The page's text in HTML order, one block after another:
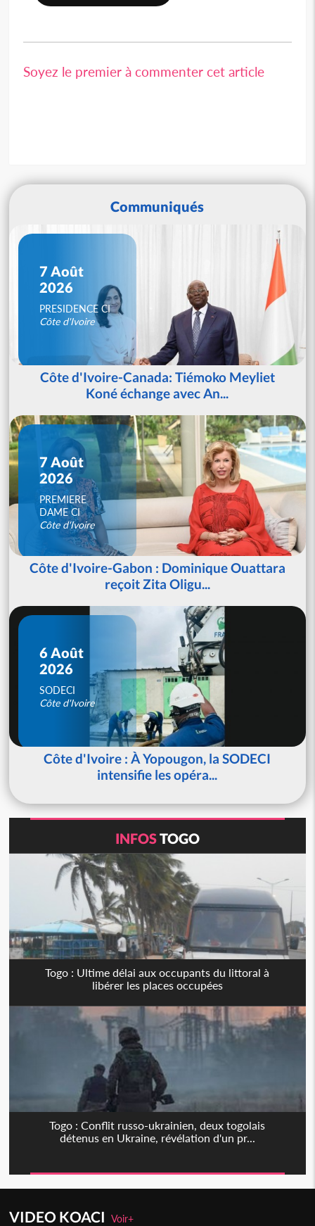
Soyez le premier à commenter cet article
Communiqués
7 Août
2026
PRESIDENCE CI
Côte d'Ivoire
Côte d'Ivoire-Canada: Tiémoko Meyliet
Koné échange avec An...
7 Août
2026
PREMIERE
DAME CI
Côte d'Ivoire
Côte d'Ivoire-Gabon : Dominique Ouattara
reçoit Zita Oligu...
6 Août
2026
SODECI
Côte d'Ivoire
Côte d'Ivoire : À Yopougon, la SODECI
intensifie les opéra...
INFOSTOGO
Togo : Ultime délai aux occupants du littoral à
libérer les places occupées
Togo : Conflit russo-ukrainien, deux togolais
détenus en Ukraine, révélation d'un pr...
VIDEO KOACIVoir+